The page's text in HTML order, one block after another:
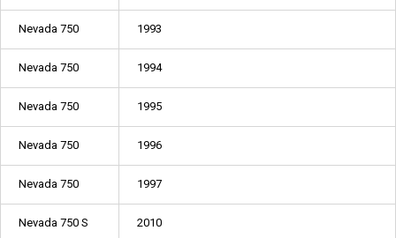
Nevada 750 1993
Nevada 750 1994
Nevada 750 1995
Nevada 750 1996
Nevada 750 1997
Nevada 750 S 2010